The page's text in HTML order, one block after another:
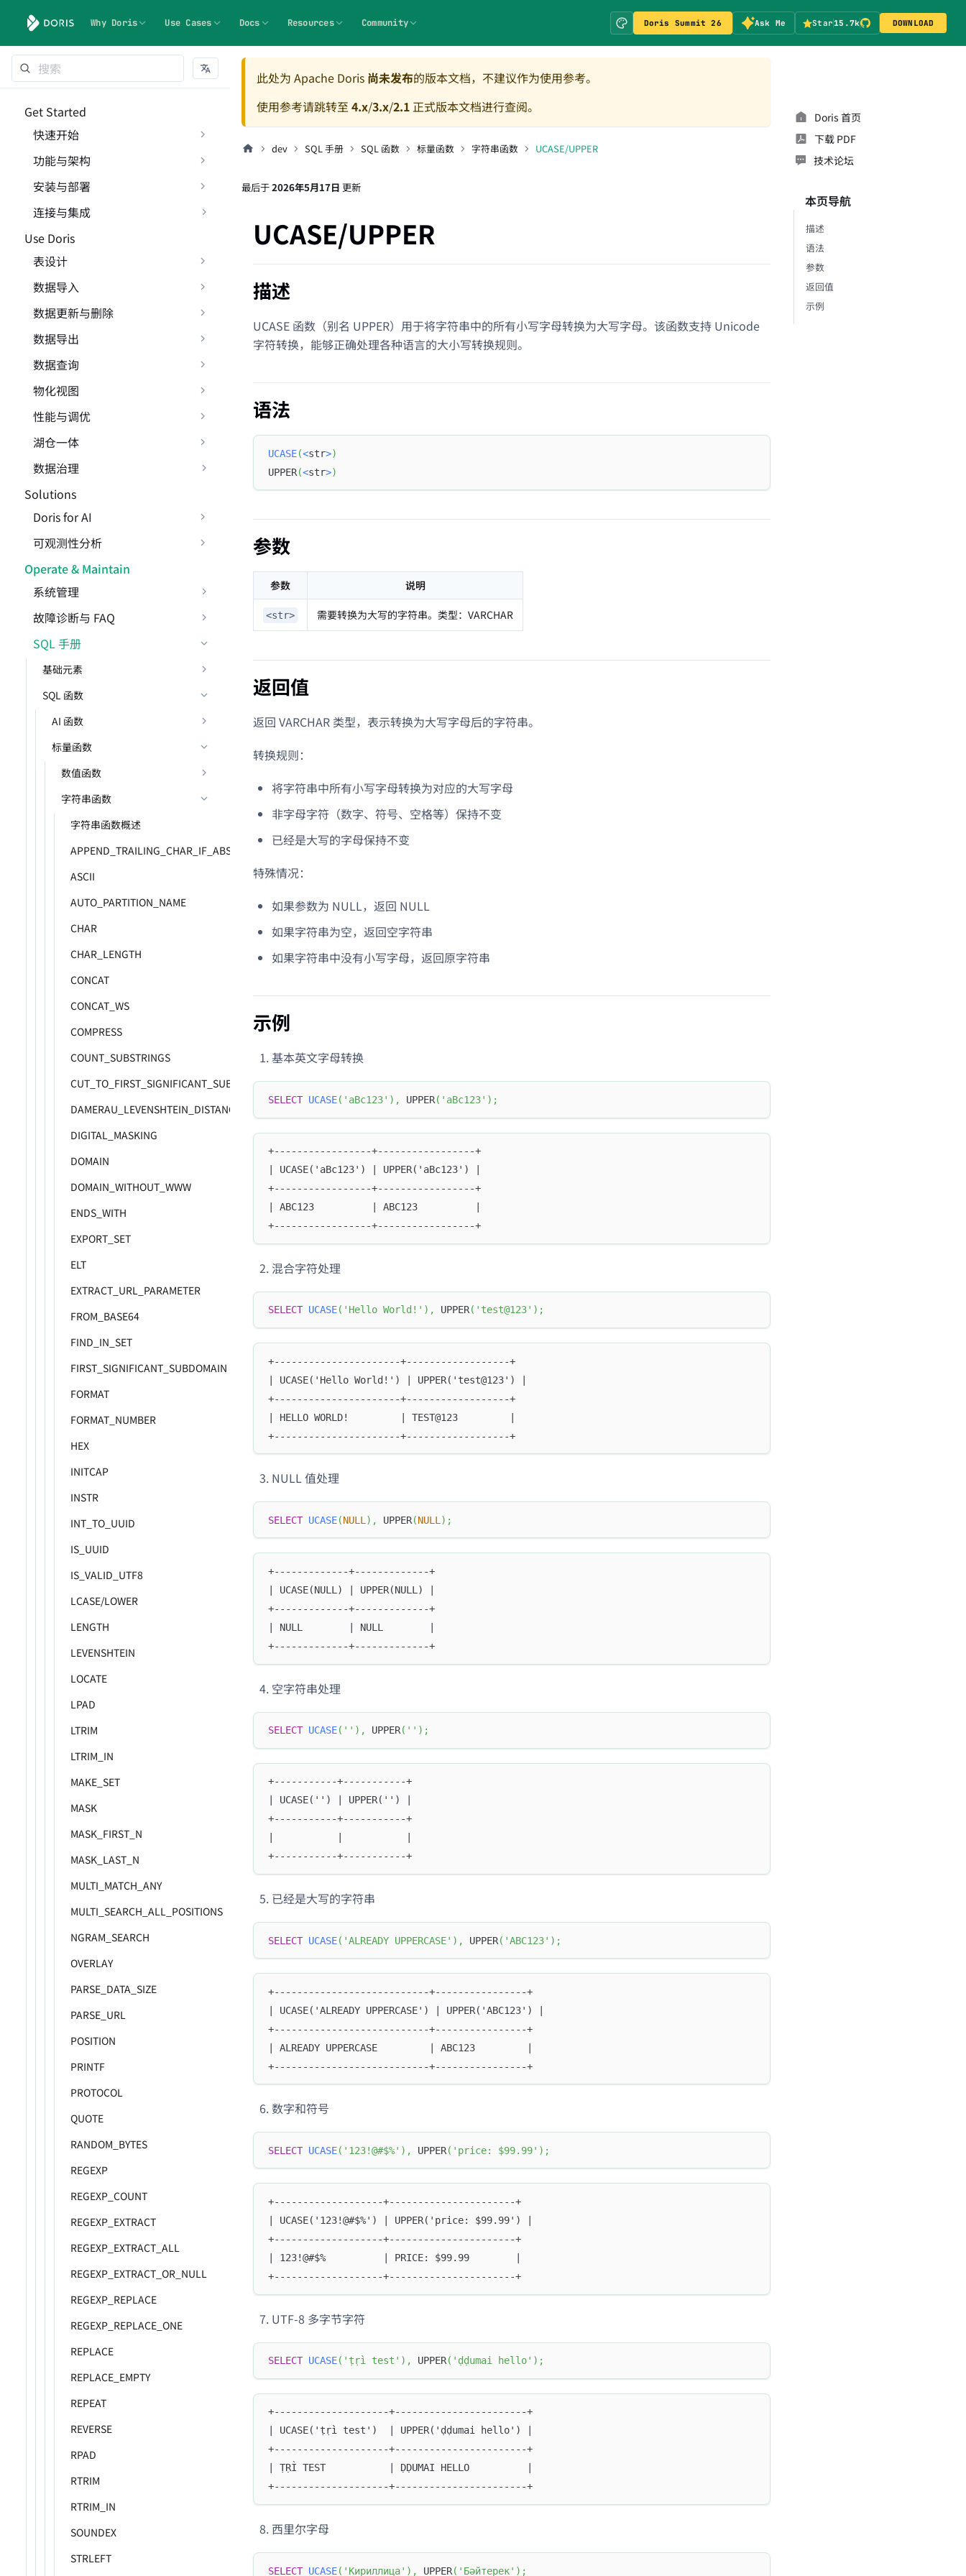
Why Doris Use Cases Docs Resources Community Doris Summit 26 Ask Me Star15.7k DOWNLOAD
Get Started
快速开始
功能与架构
安装与部署
连接与集成
Use Doris
表设计
数据导入
数据更新与删除
数据导出
数据查询
物化视图
性能与调优
湖仓一体
数据治理
Solutions
Doris for AI
可观测性分析
Operate & Maintain
系统管理
故障诊断与 FAQ
SQL 手册
基础元素
SQL 函数
AI 函数
标量函数
数值函数
字符串函数
字符串函数概述
APPEND_TRAILING_CHAR_IF_ABSENT
ASCII
AUTO_PARTITION_NAME
CHAR
CHAR_LENGTH
CONCAT
CONCAT_WS
COMPRESS
COUNT_SUBSTRINGS
CUT_TO_FIRST_SIGNIFICANT_SUBDOMAIN
DAMERAU_LEVENSHTEIN_DISTANCE
DIGITAL_MASKING
DOMAIN
DOMAIN_WITHOUT_WWW
ENDS_WITH
EXPORT_SET
ELT
EXTRACT_URL_PARAMETER
FROM_BASE64
FIND_IN_SET
FIRST_SIGNIFICANT_SUBDOMAIN
FORMAT
FORMAT_NUMBER
HEX
INITCAP
INSTR
INT_TO_UUID
IS_UUID
IS_VALID_UTF8
LCASE/LOWER
LENGTH
LEVENSHTEIN
LOCATE
LPAD
LTRIM
LTRIM_IN
MAKE_SET
MASK
MASK_FIRST_N
MASK_LAST_N
MULTI_MATCH_ANY
MULTI_SEARCH_ALL_POSITIONS
NGRAM_SEARCH
OVERLAY
PARSE_DATA_SIZE
PARSE_URL
POSITION
PRINTF
PROTOCOL
QUOTE
RANDOM_BYTES
REGEXP
REGEXP_COUNT
REGEXP_EXTRACT
REGEXP_EXTRACT_ALL
REGEXP_EXTRACT_OR_NULL
REGEXP_REPLACE
REGEXP_REPLACE_ONE
REPLACE
REPLACE_EMPTY
REPEAT
REVERSE
RPAD
RTRIM
RTRIM_IN
SOUNDEX
STRLEFT
此处为 Apache Doris 尚未发布的版本文档，不建议作为使用参考。
使用参考请跳转至 4.x/3.x/2.1正式版本文档进行查阅。
dev SQL 手册 SQL 函数 标量函数 字符串函数 UCASE/UPPER
最后于2026年5月17日 更新
UCASE/UPPER
描述
UCASE 函数（别名 UPPER）用于将字符串中的所有小写字母转换为大写字母。该函数支持 Unicode
字符转换，能够正确处理各种语言的大小写转换规则。
语法
UCASE(<str>)
UPPER(<str>)
参数
参数 说明
<str> 需要转换为大写的字符串。类型：VARCHAR
返回值
返回 VARCHAR 类型，表示转换为大写字母后的字符串。
转换规则：
将字符串中所有小写字母转换为对应的大写字母
非字母字符（数字、符号、空格等）保持不变
已经是大写的字母保持不变
特殊情况：
如果参数为 NULL，返回 NULL
如果字符串为空，返回空字符串
如果字符串中没有小写字母，返回原字符串
示例
基本英文字母转换
SELECT UCASE( 'aBc123' ) , UPPER( 'aBc123' ) ;
+-----------------+-----------------+
| UCASE('aBc123') | UPPER('aBc123') |
+-----------------+-----------------+
| ABC123          | ABC123          |
+-----------------+-----------------+
混合字符处理
SELECT UCASE( 'Hello World!' ) , UPPER( 'test@123' ) ;
+----------------------+------------------+
| UCASE('Hello World!') | UPPER('test@123') |
+----------------------+------------------+
| HELLO WORLD!         | TEST@123         |
+----------------------+------------------+
NULL 值处理
SELECT UCASE(NULL ) , UPPER(NULL ) ;
+-------------+-------------+
| UCASE(NULL) | UPPER(NULL) |
+-------------+-------------+
| NULL        | NULL        |
+-------------+-------------+
空字符串处理
SELECT UCASE( '' ) , UPPER( '' ) ;
+-----------+-----------+
| UCASE('') | UPPER('') |
+-----------+-----------+
+-----------+-----------+
已经是大写的字符串
SELECT UCASE( 'ALREADY UPPERCASE' ) , UPPER( 'ABC123' ) ;
+---------------------------+----------------+
| UCASE('ALREADY UPPERCASE') | UPPER('ABC123') |
+---------------------------+----------------+
| ALREADY UPPERCASE         | ABC123         |
+---------------------------+----------------+
数字和符号
SELECT UCASE( '123!@#$%' ) , UPPER( 'price: $99.99' ) ;
+-------------------+----------------------+
| UCASE('123!@#$%') | UPPER('price: $99.99') |
+-------------------+----------------------+
| 123!@#$%          | PRICE: $99.99        |
+-------------------+----------------------+
UTF-8 多字节字符
SELECT UCASE( 'ṭṛì test' ) , UPPER( 'ḍḍumai hello' ) ;
+--------------------+-----------------------+
| UCASE('ṭṛì test')  | UPPER('ḍḍumai hello') |
+--------------------+-----------------------+
| ṬṚÌ TEST           | ḌḌUMAI HELLO          |
+--------------------+-----------------------+
西里尔字母
SELECT UCASE( 'Кириллица' ) , UPPER( 'Бәйтерек' ) ;
Doris 首页
下载 PDF
技术论坛
本页导航
描述
语法
参数
返回值
示例